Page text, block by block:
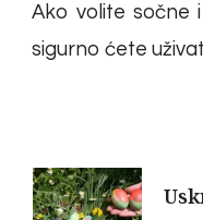
Ako volite sočne
sigurno ćete
Post